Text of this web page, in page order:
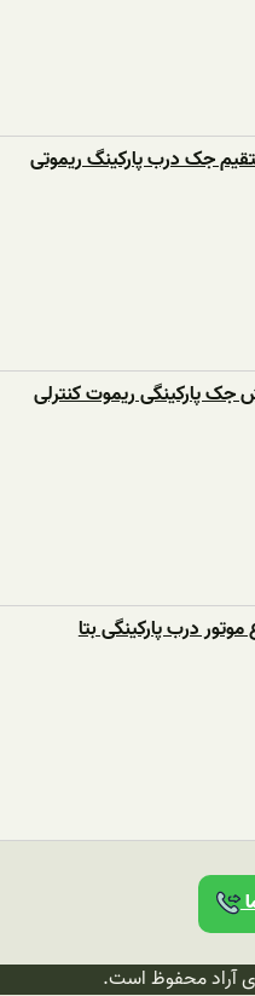
جک درب پارکینگ ریموتی
جک پارکینگی ریموت کنترلی
موتور درب پارکینگی بتا
آراد محفوظ است.